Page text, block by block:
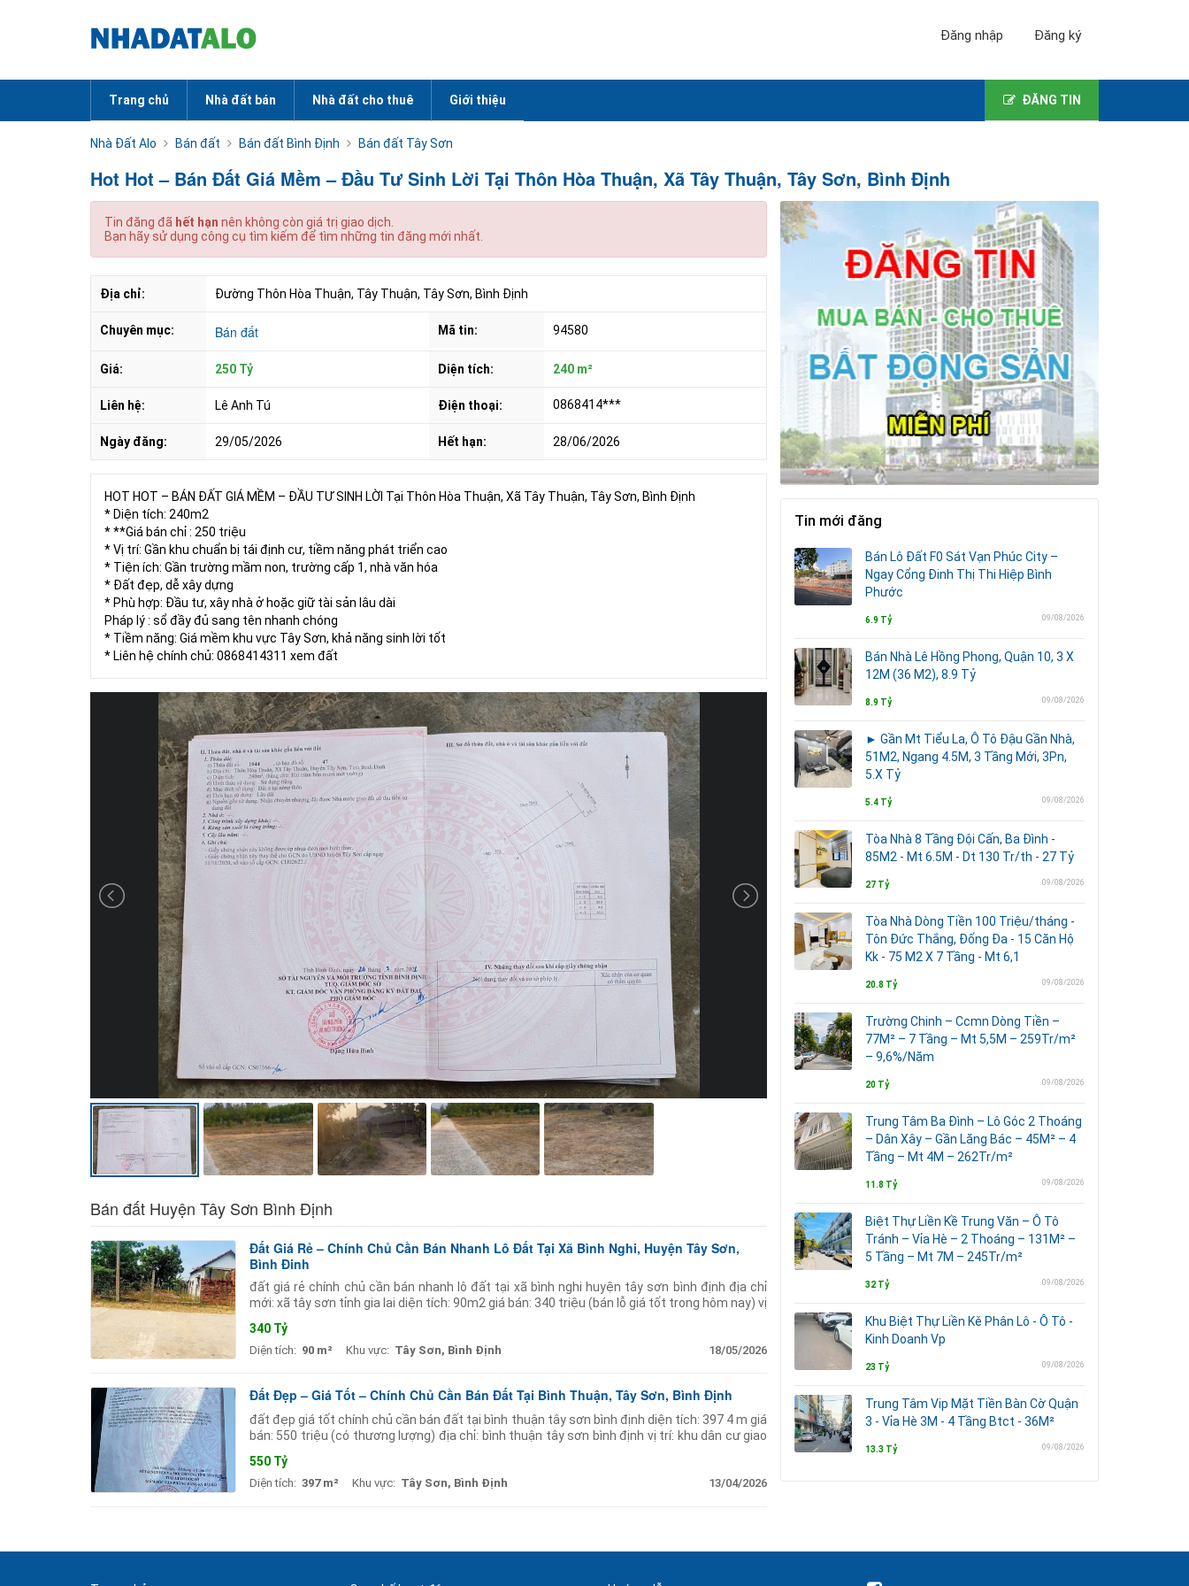
Đăng nhập Đăng ký
Trang chủ Nhà đất bán Nhà đất cho thuê Giới thiệu ĐĂNG TIN
Nhà Đất Alo Bán đất Bán đất Bình Định Bán đất Tây Sơn
Hot Hot – Bán Đất Giá Mềm – Đầu Tư Sinh Lời Tại Thôn Hòa Thuận, Xã Tây Thuận, Tây Sơn, Bình Định
Tin đăng đã hết hạn nên không còn giá trị giao dịch.
Bạn hãy sử dụng công cụ tìm kiếm để tìm những tin đăng mới nhất.
Địa chỉ: Đường Thôn Hòa Thuận, Tây Thuận, Tây Sơn, Bình Định
Chuyên mục: Bán đất Mã tin: 94580
Giá: 250 Tỷ Diện tích: 240 m²
Liên hệ: Lê Anh Tú Điện thoại: 0868414***
Ngày đăng: 29/05/2026 Hết hạn: 28/06/2026
HOT HOT – BÁN ĐẤT GIÁ MỀM – ĐẦU TƯ SINH LỜI Tại Thôn Hòa Thuận, Xã Tây Thuận, Tây Sơn, Bình Định
* Diện tích: 240m2
* **Giá bán chỉ : 250 triệu
* Vị trí: Gần khu chuẩn bị tái định cư, tiềm năng phát triển cao
* Tiện ích: Gần trường mầm non, trường cấp 1, nhà văn hóa
* Đất đẹp, dễ xây dựng
* Phù hợp: Đầu tư, xây nhà ở hoặc giữ tài sản lâu dài
Pháp lý : sổ đầy đủ sang tên nhanh chóng
* Tiềm năng: Giá mềm khu vực Tây Sơn, khả năng sinh lời tốt
* Liên hệ chính chủ: 0868414311 xem đất
Bán đất Huyện Tây Sơn Bình Định
Đất Giá Rẻ – Chính Chủ Cần Bán Nhanh Lô Đất Tại Xã Bình Nghi, Huyện Tây Sơn,
Bình Định
đất giá rẻ chính chủ cần bán nhanh lô đất tại xã bình nghi huyện tây sơn bình định địa chỉ
mới: xã tây sơn tỉnh gia lai diện tích: 90m2 giá bán: 340 triệu (bán lỗ giá tốt trong hôm nay) vị
340 Tỷ
Diện tích: 90 m² Khu vực: Tây Sơn, Bình Định 18/05/2026
Đất Đẹp – Giá Tốt – Chính Chủ Cần Bán Đất Tại Bình Thuận, Tây Sơn, Bình Định
đất đẹp giá tốt chính chủ cần bán đất tại bình thuận tây sơn bình định diện tích: 397 4 m giá
bán: 550 triệu (có thương lượng) địa chỉ: bình thuận tây sơn bình định vị trí: khu dân cư giao
550 Tỷ
Diện tích: 397 m² Khu vực: Tây Sơn, Bình Định 13/04/2026
Tin mới đăng
Bán Lô Đất F0 Sát Vạn Phúc City –
Ngay Cổng Đinh Thị Thi Hiệp Bình
Phước
6.9 Tỷ 09/08/2026
Bán Nhà Lê Hồng Phong, Quận 10, 3 X
12M (36 M2), 8.9 Tỷ
8.9 Tỷ 09/08/2026
► Gần Mt Tiểu La, Ô Tô Đậu Gần Nhà,
51M2, Ngang 4.5M, 3 Tầng Mới, 3Pn,
5.X Tỷ
5.4 Tỷ 09/08/2026
Tòa Nhà 8 Tầng Đội Cấn, Ba Đình -
85M2 - Mt 6.5M - Dt 130 Tr/th - 27 Tỷ
27 Tỷ 09/08/2026
Tòa Nhà Dòng Tiền 100 Triệu/tháng -
Tôn Đức Thắng, Đống Đa - 15 Căn Hộ
Kk - 75 M2 X 7 Tầng - Mt 6,1
20.8 Tỷ 09/08/2026
Trường Chinh – Ccmn Dòng Tiền –
77M² – 7 Tầng – Mt 5,5M – 259Tr/m²
– 9,6%/Năm
20 Tỷ 09/08/2026
Trung Tâm Ba Đình – Lô Góc 2 Thoáng
– Dân Xây – Gần Lăng Bác – 45M² – 4
Tầng – Mt 4M – 262Tr/m²
11.8 Tỷ 09/08/2026
Biệt Thự Liền Kề Trung Văn – Ô Tô
Tránh – Vỉa Hè – 2 Thoáng – 131M² –
5 Tầng – Mt 7M – 245Tr/m²
32 Tỷ 09/08/2026
Khu Biệt Thự Liền Kě Phân Lô - Ô Tô -
Kinh Doanh Vp
23 Tỷ 09/08/2026
Trung Tâm Vip Mặt Tiền Bàn Cờ Quận
3 - Vỉa Hè 3M - 4 Tầng Btct - 36M²
13.3 Tỷ 09/08/2026